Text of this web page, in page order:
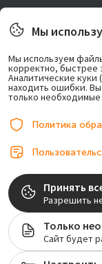
Правовая
Возможно лечение
© 2017-2026, ООО
копирование
дизайна и оформления
только со ссылкой на
Лицензия на
Мы
Мы используем
корректно, быстрее
Аналитические куки
находить ошибки.
только
Политика
Принять
Разрешить
Только
Сайт будет